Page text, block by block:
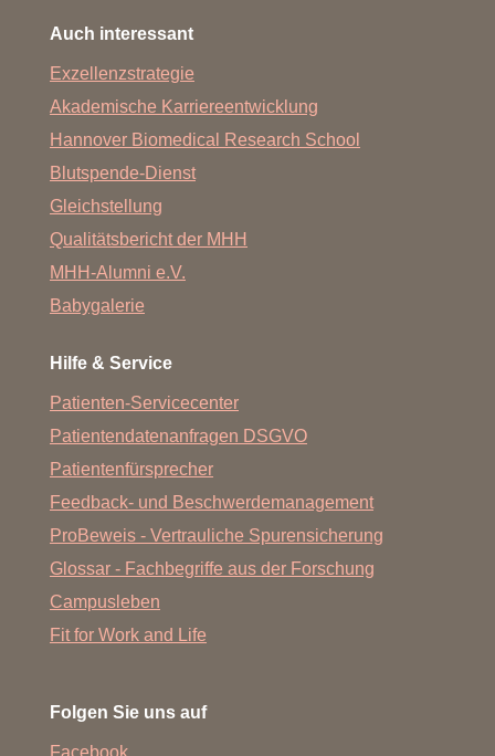
Auch interessant
Exzellenzstrategie
Akademische Karriereentwicklung
Hannover Biomedical Research School
Blutspende-Dienst
Gleichstellung
Qualitätsbericht der MHH
MHH-Alumni e.V.
Babygalerie
Hilfe & Service
Patienten-Servicecenter
Patientendatenanfragen DSGVO
Patientenfürsprecher
Feedback- und Beschwerdemanagement
ProBeweis - Vertrauliche Spurensicherung
Glossar - Fachbegriffe aus der Forschung
Campusleben
Fit for Work and Life
Folgen Sie uns auf
Facebook